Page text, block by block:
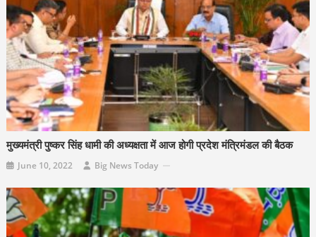
मुख्यमंत्री पुष्कर सिंह धामी की अध्यक्षता में आज होगी प्रदेश मंत्रिमंडल की बैठक
June 10, 2022 Big News Today